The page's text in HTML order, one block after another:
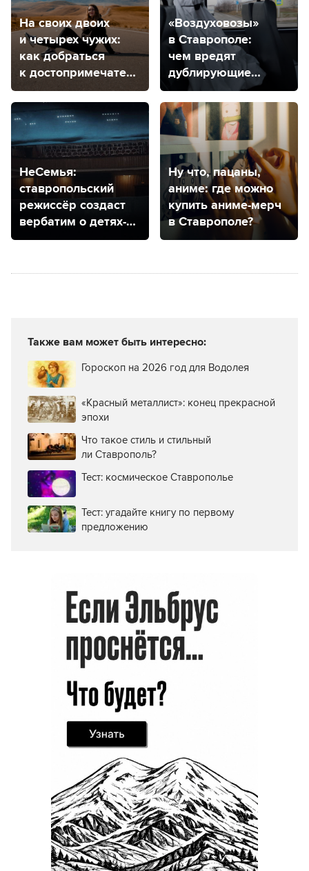
На своих двоих
и четырех чужих:
как добраться
к достопримечательностям
КМВ
«Воздуховозы»
в Ставрополе:
чем вредят
дублирующие
маршруты?
НеСемья:
ставропольский
режиссёр создаст
вербатим о детях-
сиротах
Ну что, пацаны,
аниме: где можно
купить аниме-мерч
в Ставрополе?
Также вам может быть интересно:
Гороскоп на 2026 год для Водолея
«Красный металлист»: конец прекрасной
эпохи
Что такое стиль и стильный
ли Ставрополь?
Тест: космическое Ставрополье
Тест: угадайте книгу по первому
предложению